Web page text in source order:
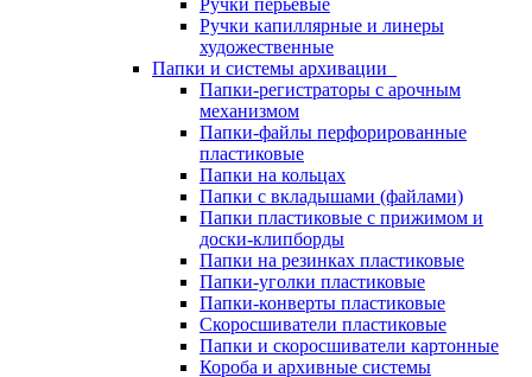
Ручки перьевые
Ручки капиллярные и линеры
художественные
Папки и системы архивации
Папки-регистраторы с арочным
механизмом
Папки-файлы перфорированные
пластиковые
Папки на кольцах
Папки с вкладышами (файлами)
Папки пластиковые с прижимом и
доски-клипборды
Папки на резинках пластиковые
Папки-уголки пластиковые
Папки-конверты пластиковые
Скоросшиватели пластиковые
Папки и скоросшиватели картонные
Короба и архивные системы